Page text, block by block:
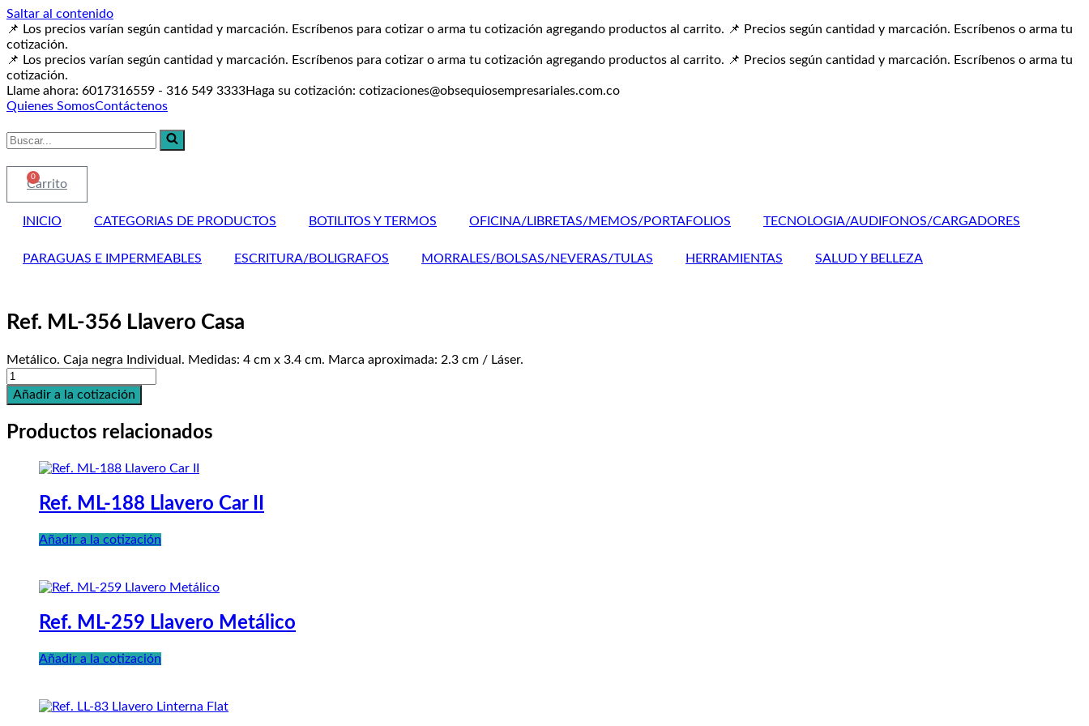
Saltar al contenido
📌 Los precios varían según cantidad y marcación. Escríbenos para cotizar o arma tu cotización agregando productos al carrito. 📌 Precios según cantidad y marcación. Escríbenos o arma tu
cotización.
📌 Los precios varían según cantidad y marcación. Escríbenos para cotizar o arma tu cotización agregando productos al carrito. 📌 Precios según cantidad y marcación. Escríbenos o arma tu
cotización.
Llame ahora: 6017316559 - 316 549 3333Haga su cotización: cotizaciones@obsequiosempresariales.com.co
Quienes SomosContáctenos
Buscar...
0
Carrito
INICIO CATEGORIAS DE PRODUCTOS BOTILITOS Y TERMOS OFICINA/LIBRETAS/MEMOS/PORTAFOLIOS TECNOLOGIA/AUDIFONOS/CARGADORES
PARAGUAS E IMPERMEABLES ESCRITURA/BOLIGRAFOS MORRALES/BOLSAS/NEVERAS/TULAS HERRAMIENTAS SALUD Y BELLEZA
Ref. ML-356 Llavero Casa
Metálico. Caja negra Individual. Medidas: 4 cm x 3.4 cm. Marca aproximada: 2.3 cm / Láser.
Ref.
ML-
356
Llavero
Casa
Añadir a la cotización
Productos relacionados
Ref. ML-188 Llavero Car II
Añadir a la cotización
Ref. ML-259 Llavero Metálico
Añadir a la cotización